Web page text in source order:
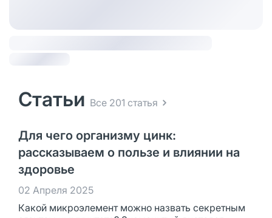
Статьи Все 201 статья
Для чего организму цинк:
рассказываем о пользе и влиянии на
здоровье
02 Апреля 2025
Какой микроэлемент можно назвать секретным